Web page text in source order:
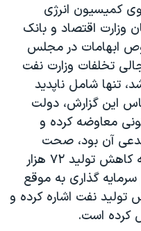
کمیسیون انرژی
وزارت اقتصاد و بانک
ابهامات در مجلس
تخلفات وزارت نفت
تنها شامل ناپدید
این گزارش، دولت
معاوضه کرده و
آن بود، صحت
نداشته است. همچنین، گزارش به کاهش تولید ۷۲ هزار
گذاری به موقع
تولید نفت اشاره کرده و
کرده است.